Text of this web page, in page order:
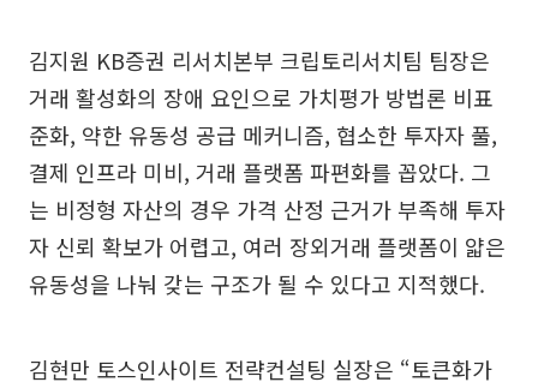
김지원 KB증권 리서치본부 크립토리서치팀 팀장은
거래 활성화의 장애 요인으로 가치평가 방법론 비표
준화, 약한 유동성 공급 메커니즘, 협소한 투자자 풀,
결제 인프라 미비, 거래 플랫폼 파편화를 꼽았다. 그
는 비정형 자산의 경우 가격 산정 근거가 부족해 투자
자 신뢰 확보가 어렵고, 여러 장외거래 플랫폼이 얇은
유동성을 나눠 갖는 구조가 될 수 있다고 지적했다.
김현만 토스인사이트 전략컨설팅 실장은 “토큰화가